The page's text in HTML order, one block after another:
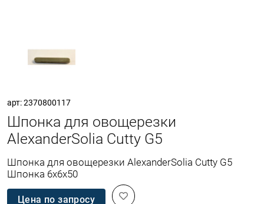
арт: 2370800117
Шпонка для овощерезки
AlexanderSolia Cutty G5
Шпонка для овощерезки AlexanderSolia Cutty G5
Шпонка 6х6х50
Цена по запросу